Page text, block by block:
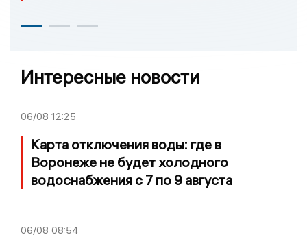
Интересные новости
06/08 12:25
Карта отключения воды: где в
Воронеже не будет холодного
водоснабжения с 7 по 9 августа
06/08 08:54